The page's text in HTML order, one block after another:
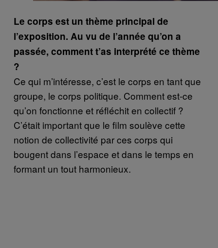
Le corps est un thème principal de
l’exposition. Au vu de l’année qu’on a
passée, comment t’as interprété ce thème
?
Ce qui m’intéresse, c’est le corps en tant que
groupe, le corps politique. Comment est-ce
qu’on fonctionne et réfléchit en collectif ?
C’était important que le film soulève cette
notion de collectivité par ces corps qui
bougent dans l’espace et dans le temps en
formant un tout harmonieux.